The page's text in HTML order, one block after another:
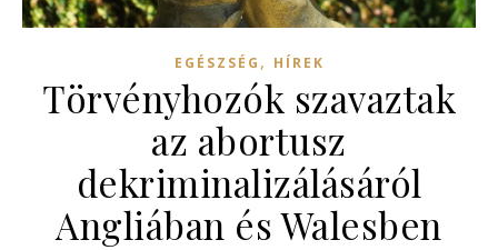
EGÉSZSÉG , HÍREK
Törvényhozók szavaztak
az abortusz
dekriminalizálásáról
Angliában és Walesben